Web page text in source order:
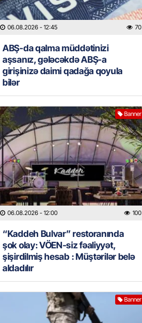
06.08.2026 - 12:45 70
ABŞ-da qalma müddətinizi
aşsanız, gələcəkdə ABŞ-a
girişinizə daimi qadağa qoyula
bilər
Banner
06.08.2026 - 12:00 100
“Kaddeh Bulvar” restoranında
şok olay: VÖEN-siz fəaliyyət,
şişirdilmiş hesab : Müştərilər belə
aldadılır
Banner